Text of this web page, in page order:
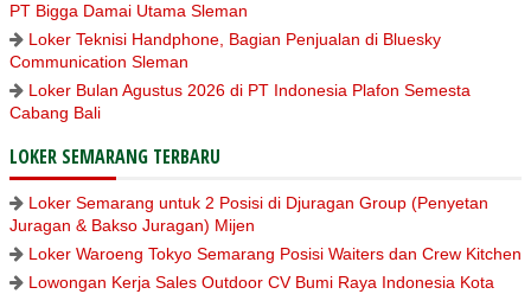
PT Bigga Damai Utama Sleman
Loker Teknisi Handphone, Bagian Penjualan di Bluesky
Communication Sleman
Loker Bulan Agustus 2026 di PT Indonesia Plafon Semesta
Cabang Bali
LOKER SEMARANG TERBARU
Loker Semarang untuk 2 Posisi di Djuragan Group (Penyetan
Juragan & Bakso Juragan) Mijen
Loker Waroeng Tokyo Semarang Posisi Waiters dan Crew Kitchen
Lowongan Kerja Sales Outdoor CV Bumi Raya Indonesia Kota